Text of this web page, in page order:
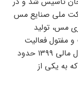
شرکت ملی صنایع مس
مس، تولید
مفتول فعالیت
می‌کند. شرکت ملی صنایع مس ایران در سال مالی ۱۳۹۹ حدود
به یکی از